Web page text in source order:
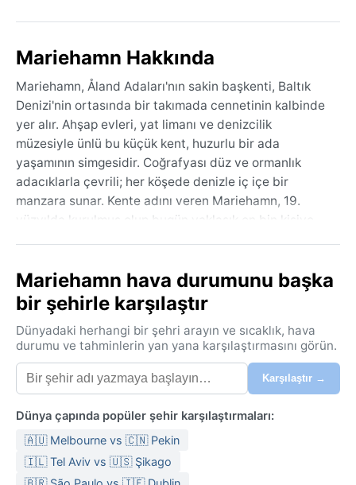
Mariehamn Hakkında
Mariehamn, Åland Adaları'nın sakin başkenti, Baltık
Denizi'nin ortasında bir takımada cennetinin kalbinde
yer alır. Ahşap evleri, yat limanı ve denizcilik
müzesiyle ünlü bu küçük kent, huzurlu bir ada
yaşamının simgesidir. Coğrafyası düz ve ormanlık
adacıklarla çevrili; her köşede denizle iç içe bir
manzara sunar. Kente adını veren Mariehamn, 19.
yüzyılda kurulmuş olup bugün yaklaşık on bin kişiye
sahilleri keşfeder.
İklimi Köppen sınıflandırmasına göre Dfb, yani ılık
yazlar yaşanan nemli karasal iklimdir. Yazlar kısa ve
serin geçer; temmuz ayı ortalamaları 15-20°C
civarındadır. Kışlar ise soğuk ve karlıdır; ocak ayında
sıcaklık -5°C’ye kadar düşer, deniz etkisiyle ara sıra
çözülmeler yaşanır. Yağış yıl boyunca dağılım
gösterse de sonbahar ayları daha yağışlıdır. Nem orta
düzeydedir, yazın bunaltıcı değildir. Seyahat için
yazın hafif bir ceket, kışın ise kalın bir mont, su
geçirmez botlar ve eldiven şarttır. Karlı günlerde
Mariehamn hava durumunu başka
bir şehirle karşılaştır
Dünyadaki herhangi bir şehri arayın ve sıcaklık, hava
durumu ve tahminlerin yan yana karşılaştırmasını görün.
Karşılaştır →
Dünya çapında popüler şehir karşılaştırmaları:
🇦🇺 Melbourne vs 🇨🇳 Pekin
🇮🇱 Tel Aviv vs 🇺🇸 Şikago